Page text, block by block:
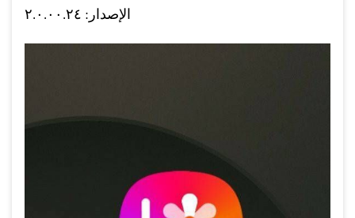
الإصدار: ٢.٠.٠٠.٢٤